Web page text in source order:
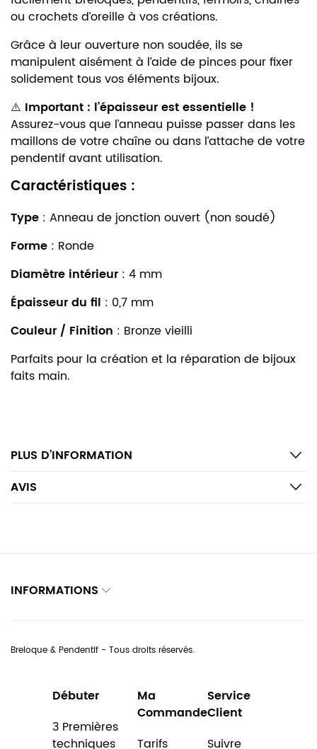
ou crochets d’oreille à vos créations.
Grâce à leur ouverture non soudée, ils se
manipulent aisément à l’aide de pinces pour fixer
solidement tous vos éléments bijoux.
⚠️ Important : l’épaisseur est essentielle !
Assurez-vous que l’anneau puisse passer dans les
maillons de votre chaîne ou dans l’attache de votre
pendentif avant utilisation.
Caractéristiques :
Type : Anneau de jonction ouvert (non soudé)
Forme : Ronde
Diamètre intérieur : 4 mm
Épaisseur du fil : 0,7 mm
Couleur / Finition : Bronze vieilli
Parfaits pour la création et la réparation de bijoux
faits main.
PLUS D’INFORMATION
AVIS
INFORMATIONS
Breloque & Pendentif - Tous droits réservés.
Débuter
3 Premières
techniques
Ma
Commande
Tarifs
Service
Client
Suivre